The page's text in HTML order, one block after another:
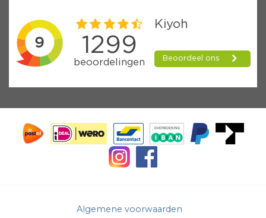
Algemene voorwaarden